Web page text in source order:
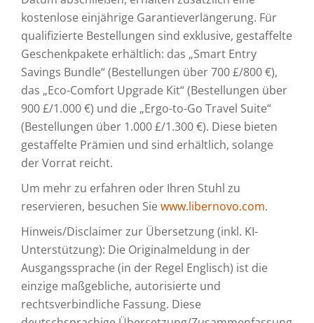
kostenlose einjährige Garantieverlängerung. Für
qualifizierte Bestellungen sind exklusive, gestaffelte
Geschenkpakete erhältlich: das „Smart Entry
Savings Bundle“ (Bestellungen über 700 £/800 €),
das „Eco-Comfort Upgrade Kit“ (Bestellungen über
900 £/1.000 €) und die „Ergo-to-Go Travel Suite“
(Bestellungen über 1.000 £/1.300 €). Diese bieten
gestaffelte Prämien und sind erhältlich, solange
der Vorrat reicht.
Um mehr zu erfahren oder Ihren Stuhl zu
reservieren, besuchen Siewww.libernovo.com.
Hinweis/Disclaimer zur Übersetzung (inkl. KI-
Unterstützung): Die Originalmeldung in der
Ausgangssprache (in der Regel Englisch) ist die
einzige maßgebliche, autorisierte und
rechtsverbindliche Fassung. Diese